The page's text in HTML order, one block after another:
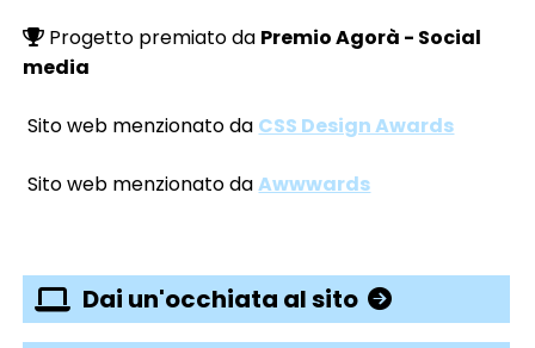
Progetto premiato da Premio Agorà - Social
media
Sito web menzionato da CSS Design Awards
Sito web menzionato daAwwwards
Dai un'occhiata al sito